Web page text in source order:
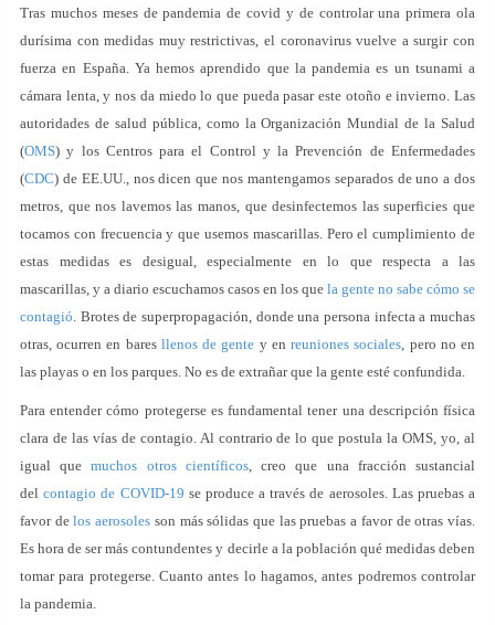
Tras muchos meses de pandemia de covid y de controlar una primera ola
durísima con medidas muy restrictivas, el coronavirus vuelve a surgir con
fuerza en España. Ya hemos aprendido que la pandemia es un tsunami a
cámara lenta, y nos da miedo lo que pueda pasar este otoño e invierno. Las
autoridades de salud pública, como la Organización Mundial de la Salud
(OMS) y los Centros para el Control y la Prevención de Enfermedades
(CDC) de EE.UU., nos dicen que nos mantengamos separados de uno a dos
metros, que nos lavemos las manos, que desinfectemos las superficies que
tocamos con frecuencia y que usemos mascarillas. Pero el cumplimiento de
estas medidas es desigual, especialmente en lo que respecta a las
mascarillas, y a diario escuchamos casos en los que la gente no sabe cómo se
contagió. Brotes de superpropagación, donde una persona infecta a muchas
otras, ocurren en bares llenos de gente y enreuniones sociales, pero no en
las playas o en los parques. No es de extrañar que la gente esté confundida.
Para entender cómo protegerse es fundamental tener una descripción física
clara de las vías de contagio. Al contrario de lo que postula la OMS, yo, al
igual quemuchos otros científicos, creo que una fracción sustancial
delcontagio de COVID-19 se produce a través de aerosoles. Las pruebas a
favor delos aerosoles son más sólidas que las pruebas a favor de otras vías.
Es hora de ser más contundentes y decirle a la población qué medidas deben
tomar para protegerse. Cuanto antes lo hagamos, antes podremos controlar
la pandemia.